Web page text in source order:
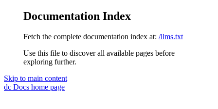
Documentation Index
Fetch the complete documentation index at: /llms.txt
Use this file to discover all available pages before
exploring further.
Skip to main content
dc Docs home page